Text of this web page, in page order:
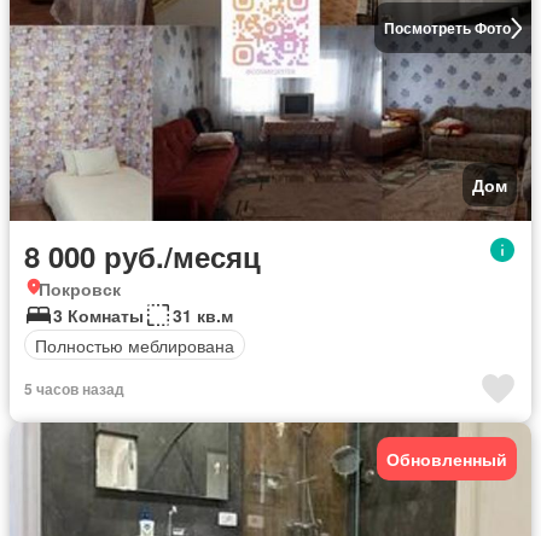
Посмотреть Фото
Дом
8 000 руб./месяц
Покровск
3 Комнаты
31 кв.м
Полностью меблирована
5 часов назад
Обновленный